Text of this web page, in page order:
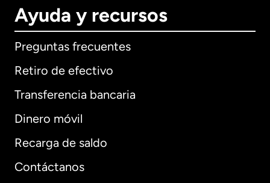
Ayuda y recursos
Preguntas frecuentes
Retiro de efectivo
Transferencia bancaria
Dinero móvil
Recarga de saldo
Contáctanos